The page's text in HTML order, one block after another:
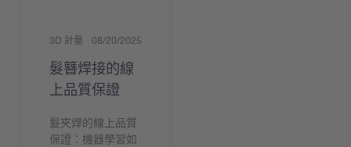
3D 計量 08/20/2025
髮簪焊接的線
上品質保證
髮夾焊的線上品質
保證：機器學習如